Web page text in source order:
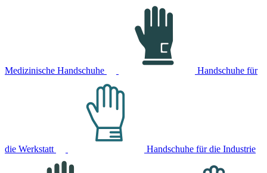
Medizinische Handschuhe Handschuhe für
die Werkstatt Handschuhe für die Industrie